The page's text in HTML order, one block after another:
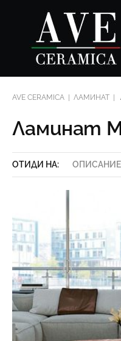
AVE CERAMICA ЛАМИНАТ
Ламинат
ОТИДИ НА: ОПИСАНИЕ